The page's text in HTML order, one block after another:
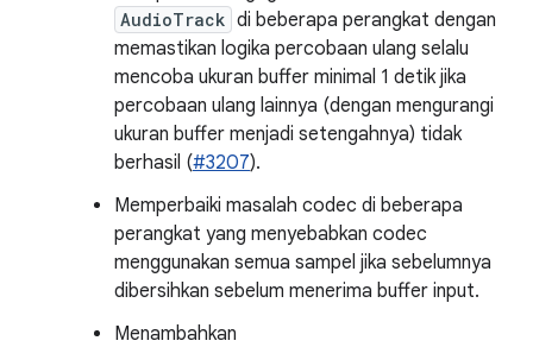
AudioTrack di beberapa perangkat dengan
memastikan logika percobaan ulang selalu
mencoba ukuran buffer minimal 1 detik jika
percobaan ulang lainnya (dengan mengurangi
ukuran buffer menjadi setengahnya) tidak
berhasil (#3207).
Memperbaiki masalah codec di beberapa
perangkat yang menyebabkan codec
menggunakan semua sampel jika sebelumnya
dibersihkan sebelum menerima buffer input.
Menambahkan